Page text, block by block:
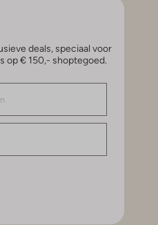
deals, speciaal voor
op € 150,- shoptegoed.